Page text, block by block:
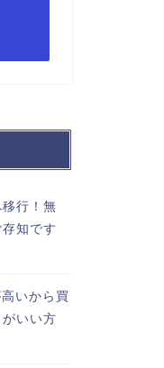
行！無
知です
いから買
いい方